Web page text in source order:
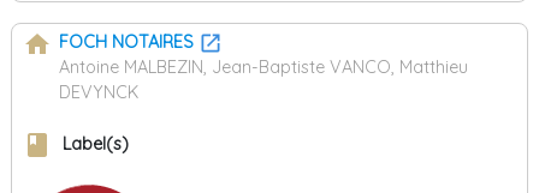
home FOCH NOTAIRES
Antoine MALBEZIN, Jean-Baptiste VANCO, Matthieu
DEVYNCK
book Label(s)